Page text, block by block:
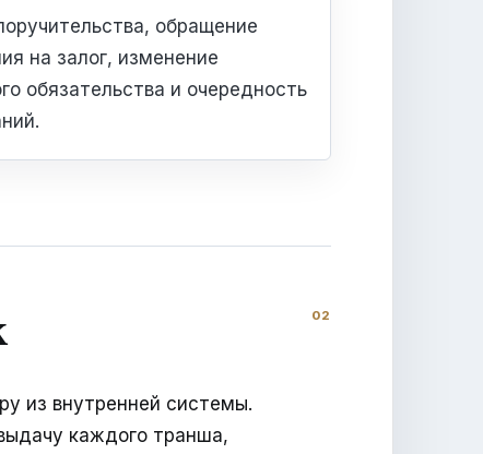
обращение
на залог, изменение
обязательства и очередность
из внутренней системы.
каждого транша,